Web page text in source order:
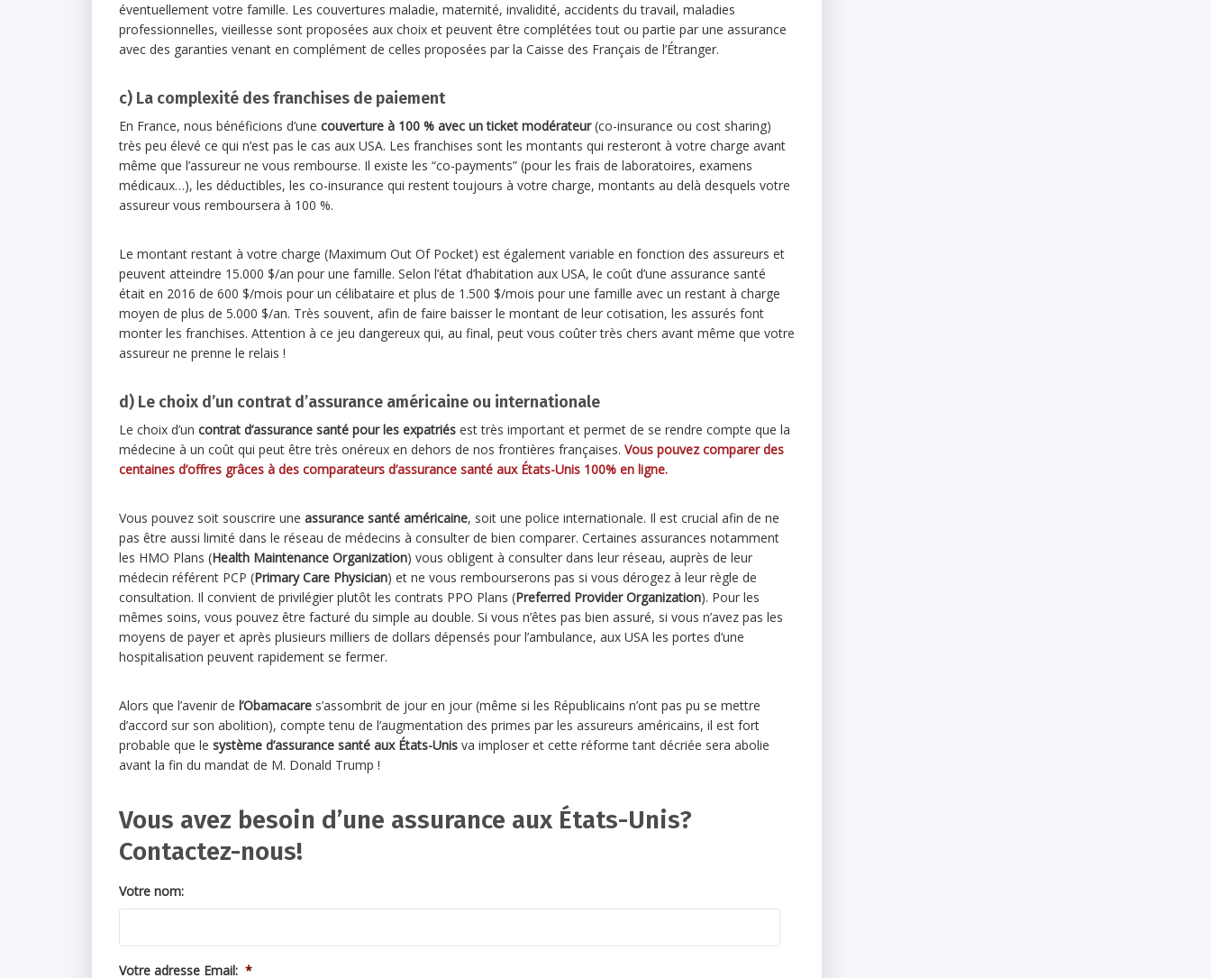
éventuellement votre famille. Les couvertures maladie, maternité, invalidité, accidents du travail, maladies
professionnelles, vieillesse sont proposées aux choix et peuvent être complétées tout ou partie par une assurance
avec des garanties venant en complément de celles proposées par la Caisse des Français de l’Étranger.
c) La complexité des franchises de paiement
En France, nous bénéficions d’une couverture à 100 % avec un ticket modérateur(co-insurance ou cost sharing)
très peu élevé ce qui n’est pas le cas aux USA. Les franchises sont les montants qui resteront à votre charge avant
même que l’assureur ne vous rembourse. Il existe les “co-payments” (pour les frais de laboratoires, examens
médicaux…), les déductibles, les co-insurance qui restent toujours à votre charge, montants au delà desquels votre
assureur vous remboursera à 100 %.
Le montant restant à votre charge (Maximum Out Of Pocket) est également variable en fonction des assureurs et
peuvent atteindre 15.000 $/an pour une famille. Selon l’état d’habitation aux USA, le coût d’une assurance santé
était en 2016 de 600 $/mois pour un célibataire et plus de 1.500 $/mois pour une famille avec un restant à charge
moyen de plus de 5.000 $/an. Très souvent, afin de faire baisser le montant de leur cotisation, les assurés font
monter les franchises. Attention à ce jeu dangereux qui, au final, peut vous coûter très chers avant même que votre
assureur ne prenne le relais !
d) Le choix d’un contrat d’assurance américaine ou internationale
Le choix d’un contrat d’assurance santé pour les expatriés est très important et permet de se rendre compte que la
médecine à un coût qui peut être très onéreux en dehors de nos frontières françaises. Vous pouvez comparer des
centaines d’offres grâces à des comparateurs d’assurance santé aux États-Unis 100% en ligne.
Vous pouvez soit souscrire une assurance santé américaine, soit une police internationale. Il est crucial afin de ne
pas être aussi limité dans le réseau de médecins à consulter de bien comparer. Certaines assurances notamment
les HMO Plans (Health Maintenance Organization) vous obligent à consulter dans leur réseau, auprès de leur
médecin référent PCP (Primary Care Physician) et ne vous rembourserons pas si vous dérogez à leur règle de
consultation. Il convient de privilégier plutôt les contrats PPO Plans (Preferred Provider Organization). Pour les
mêmes soins, vous pouvez être facturé du simple au double. Si vous n’êtes pas bien assuré, si vous n’avez pas les
moyens de payer et après plusieurs milliers de dollars dépensés pour l’ambulance, aux USA les portes d’une
hospitalisation peuvent rapidement se fermer.
Alors que l’avenir de l’Obamacare s’assombrit de jour en jour (même si les Républicains n’ont pas pu se mettre
d’accord sur son abolition), compte tenu de l’augmentation des primes par les assureurs américains, il est fort
probable que le système d’assurance santé aux États-Unis va imploser et cette réforme tant décriée sera abolie
avant la fin du mandat de M. Donald Trump !
Vous avez besoin d’une assurance aux États-Unis?
Contactez-nous!
Votre nom:
Votre adresse Email: *